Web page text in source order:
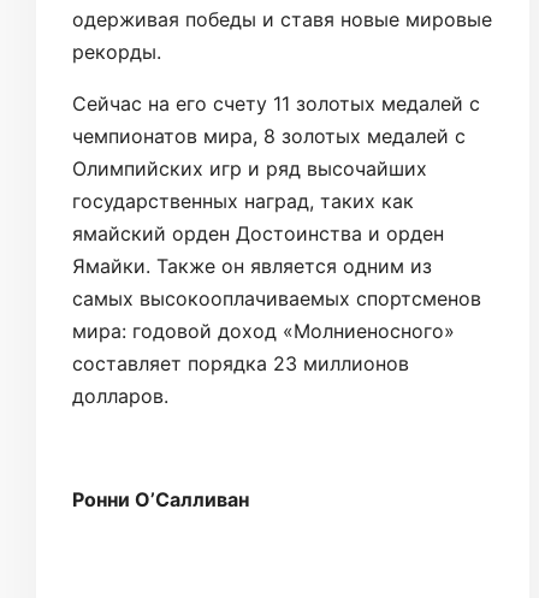
одерживая победы и ставя новые мировые
рекорды.
Сейчас на его счету 11 золотых медалей с
чемпионатов мира, 8 золотых медалей с
Олимпийских игр и ряд высочайших
государственных наград, таких как
ямайский орден Достоинства и орден
Ямайки. Также он является одним из
самых высокооплачиваемых спортсменов
мира: годовой доход «Молниеносного»
составляет порядка 23 миллионов
долларов.
Ронни О’Салливан